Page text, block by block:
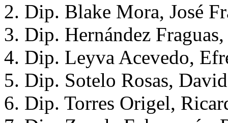
2. Dip. Blake Mora, José
3. Dip. Hernández
4. Dip. Leyva Acevedo,
5. Dip. Sotelo Rosas,
6. Dip. Torres Origel,